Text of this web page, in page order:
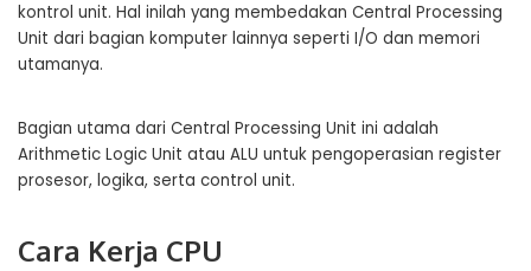
kontrol unit. Hal inilah yang membedakan Central Processing
Unit dari bagian komputer lainnya seperti I/O dan memori
utamanya.
Bagian utama dari Central Processing Unit ini adalah
Arithmetic Logic Unit atau ALU untuk pengoperasian register
prosesor, logika, serta control unit.
Cara Kerja CPU